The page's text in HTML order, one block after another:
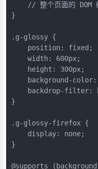
// 整个页面的 DOM
}
.g-glossy {
    position: fixed;
    width: 600px;
    height: 300px;
background-
backdrop-filter:
}
.g-glossy-firefox {
    display: none;
}
@supports